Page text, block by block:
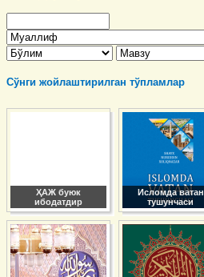
Сўнги жойлаштирилган тўпламлар
ҲАЖ буюк
ибодатдир
Исломда ватан
тушунчаси